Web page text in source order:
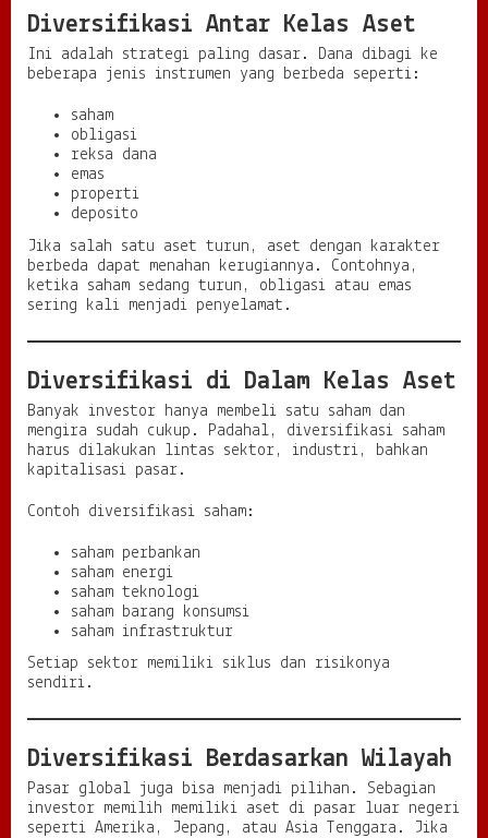
Diversifikasi Antar Kelas Aset
Ini adalah strategi paling dasar. Dana dibagi ke
beberapa jenis instrumen yang berbeda seperti:
saham
obligasi
reksa dana
emas
properti
deposito
Jika salah satu aset turun, aset dengan karakter
berbeda dapat menahan kerugiannya. Contohnya,
ketika saham sedang turun, obligasi atau emas
sering kali menjadi penyelamat.
Diversifikasi di Dalam Kelas Aset
Banyak investor hanya membeli satu saham dan
mengira sudah cukup. Padahal, diversifikasi saham
harus dilakukan lintas sektor, industri, bahkan
kapitalisasi pasar.
Contoh diversifikasi saham:
saham perbankan
saham energi
saham teknologi
saham barang konsumsi
saham infrastruktur
Setiap sektor memiliki siklus dan risikonya
sendiri.
Diversifikasi Berdasarkan Wilayah
Pasar global juga bisa menjadi pilihan. Sebagian
investor memilih memiliki aset di pasar luar negeri
seperti Amerika, Jepang, atau Asia Tenggara. Jika